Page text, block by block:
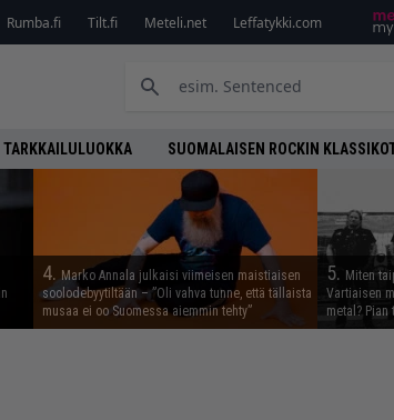
Rumba.fi Tilt.fi Meteli.net Leffatykki.com
TARKKAILULUOKKA SUOMALAISEN ROCKIN
4. Marko Annala julkaisi viimeisen maistiaisen
soolodebyytiltään – ”Oli vahva tunne, että tällaista
musaa ei oo Suomessa aiemmin tehty”
5. Miten
Vartiaisen
metal?